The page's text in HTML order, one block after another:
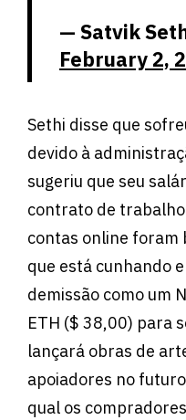
— Satvik
February 2,
Sethi disse que
devido à
sugeriu que seu
contrato de
contas online foram
que está cunhando
demissão como um
ETH ($ 38,00) para
lançará obras de
apoiadores no
qual os